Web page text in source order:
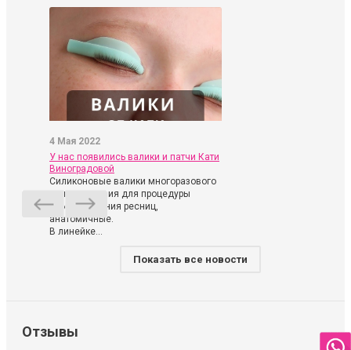
4 Мая 2022
У нас появились валики и патчи Кати
Виноградовой
Силиконовые валики многоразового
использования для процедуры
ламинирования ресниц,
анатомичные.
В линейке...
Показать все новости
Отзывы